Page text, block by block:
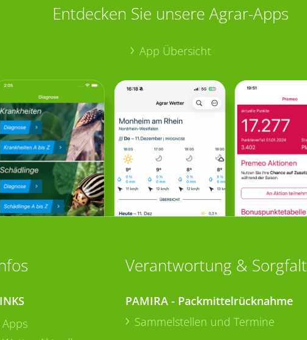
Entdecken Sie unsere Agrar-Apps
App Übersicht
Apps
Verantwortung & Sorgfalt
PAMIRA - Packmittelrücknahme
Sammelstellen und Termine